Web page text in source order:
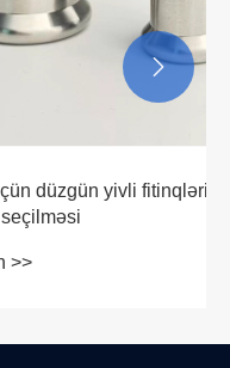
fitinqlərin və
